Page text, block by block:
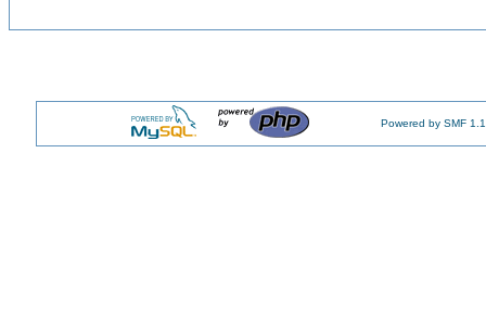
Powered by SMF